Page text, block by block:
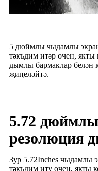
5 дюймлы чыдамлы
тәкъдим итәр өчен,
дымлы бармаклар белән
җиңеләйтә.
5.72
резолюция
Зур 5.72Inches чыдамлы
тәкъдим итү өчен, якты